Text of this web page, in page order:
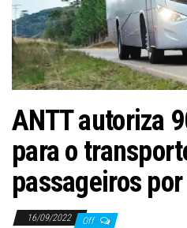
ANTT autoriza
para o
passageiros
16/09/2022 Off